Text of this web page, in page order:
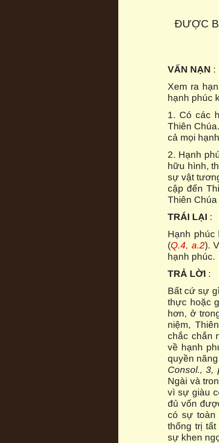
ĐƯỢC
VẤN NẠN :
Xem ra
hạnh phúc
1. Có các
Thiên
cả mọi
2. Hạnh
hữu hình,
sự vật
cập đến
Thiên
TRÁI LẠI :
Hạnh
(Q.4, a.2).
hạnh phúc.
TRẢ LỜI :
Bất cứ sự
thực hoặc
hơn, ở
niệm,
chắc chắn
về hạnh
quyền
Consol., 3,
Ngài và
vì sự giàu
đủ vốn
có sự toàn
thống trị
sự khen